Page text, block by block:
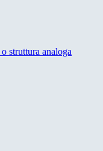
struttura analoga